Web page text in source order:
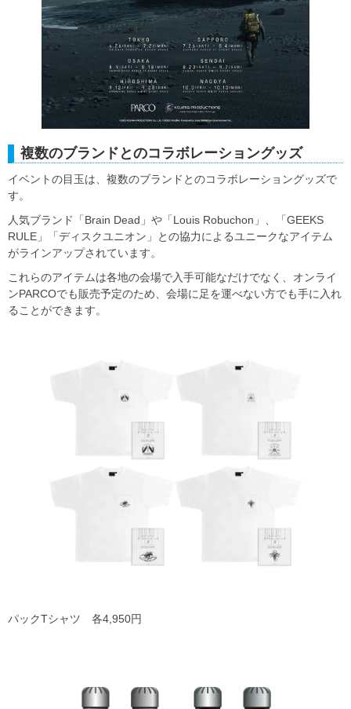
複数のブランドとのコラボレーショングッズ
イベントの目玉は、複数のブランドとのコラボレーショングッズで
す。
人気ブランド「Brain Dead」や「Louis Robuchon」、「GEEKS
RULE」「ディスクユニオン」との協力によるユニークなアイテム
がラインアップされています。
これらのアイテムは各地の会場で入手可能なだけでなく、オンライ
ンPARCOでも販売予定のため、会場に足を運べない方でも手に入れ
ることができます。
パックTシャツ 各4,950円